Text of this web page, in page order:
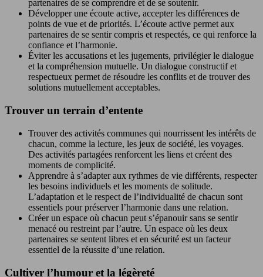
partenaires de se comprendre et de se soutenir.
Développer une écoute active, accepter les différences de
points de vue et de priorités. L’écoute active permet aux
partenaires de se sentir compris et respectés, ce qui renforce la
confiance et l’harmonie.
Éviter les accusations et les jugements, privilégier le dialogue
et la compréhension mutuelle. Un dialogue constructif et
respectueux permet de résoudre les conflits et de trouver des
solutions mutuellement acceptables.
Trouver un terrain d’entente
Trouver des activités communes qui nourrissent les intérêts de
chacun, comme la lecture, les jeux de société, les voyages.
Des activités partagées renforcent les liens et créent des
moments de complicité.
Apprendre à s’adapter aux rythmes de vie différents, respecter
les besoins individuels et les moments de solitude.
L’adaptation et le respect de l’individualité de chacun sont
essentiels pour préserver l’harmonie dans une relation.
Créer un espace où chacun peut s’épanouir sans se sentir
menacé ou restreint par l’autre. Un espace où les deux
partenaires se sentent libres et en sécurité est un facteur
essentiel de la réussite d’une relation.
Cultiver l’humour et la légèreté